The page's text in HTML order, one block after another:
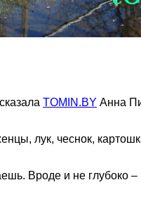
TOMIN.BY Анна
лук, чеснок,
Вроде и не глубоко